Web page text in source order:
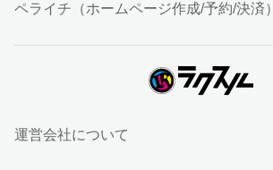
ペライチ（ホームページ作成/予約/決済）
運営会社について